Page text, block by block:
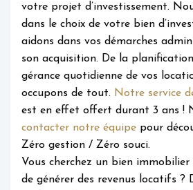
votre projet d’investissement.
dans le choix de votre bien
aidons dans vos démarches
son acquisition. De la
gérance quotidienne de vos
occupons de tout. Notre service
est en effet offert durant 3 ans !
contacter notre équipe pour
Zéro gestion / Zéro souci.
Vous cherchez un bien
de générer des revenus locatifs ?